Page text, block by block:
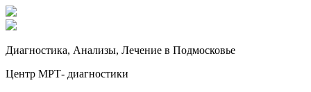
Диагностика, Анализы, Лечение в Подмосковье
Центр МРТ- диагностики